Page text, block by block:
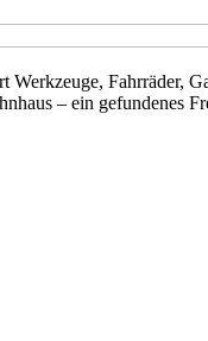
Fahrräder,
– ein gefundenes